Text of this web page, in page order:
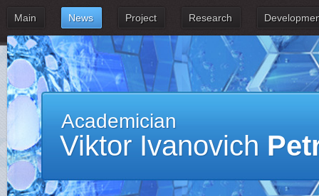
Main News Project Research
Academician
Viktor Ivanovich